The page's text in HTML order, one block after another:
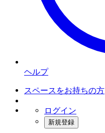
ヘルプ
スペースをお持ちの方
ログイン
新規登録